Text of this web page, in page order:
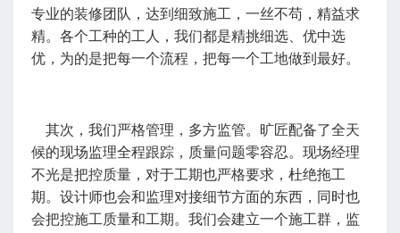
专业的装修团队，达到 细致施工，一丝不苟，精益求
精。各个工种的工人，我们都是精挑细选、优中选
优，为的是把每一个流程，把每一个工地做到最好。
其次，我们严格管理，多方监管。旷匠配备了全天
候的现场监理全程跟踪，质量问题零容忍。 现场经理
不光是把控质量，对于工期也严格要求，杜绝拖工
期。设计师也会和监理对接细节方面的东西，同时也
会把控施工质量和工期。我们会建立一个施工群，监